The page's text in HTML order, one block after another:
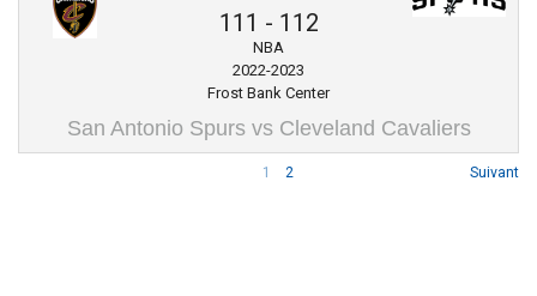
111 - 112
NBA
2022-2023
Frost Bank Center
San Antonio Spurs vs Cleveland Cavaliers
1 2 Suivant